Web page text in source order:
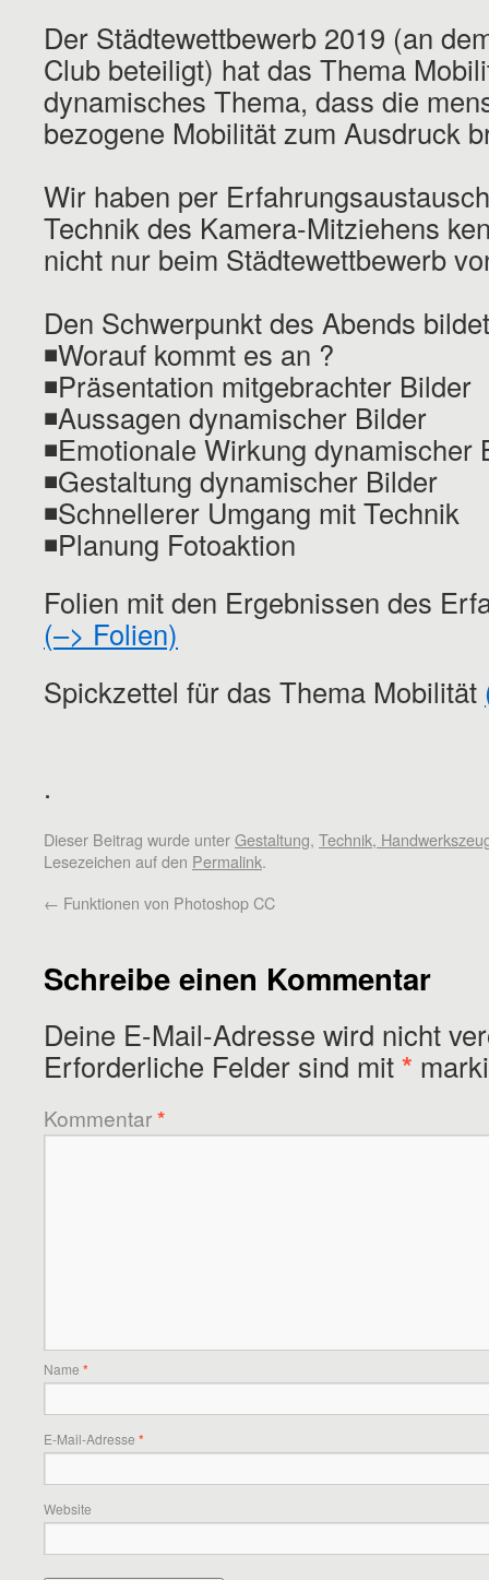
Der Städtewettbewerb 2019 (an
Club beteiligt) hat das Thema
dynamisches Thema, dass die
bezogene Mobilität zum Ausdruck
Wir haben per
Technik des Kamera-Mitziehens
nicht nur beim Städtewettbewerb
Den Schwerpunkt des Abends
◾Worauf kommt es an ?
◾Präsentation mitgebrachter Bilder
◾Aussagen dynamischer Bilder
◾Emotionale Wirkung dynamischer
◾Gestaltung dynamischer Bilder
◾Schnellerer Umgang mit Technik
◾Planung Fotoaktion
Folien mit den Ergebnissen des
(–> Folien)
Spickzettel für das Thema Mobilität
.
Dieser Beitrag wurde unterGestaltung, Technik,
Lesezeichen auf den Permalink.
← Funktionen von Photoshop CC
Schreibe einen Kommentar
Deine E-Mail-Adresse wird nicht
Erforderliche Felder sind mit*
Kommentar*
Name *
E-Mail-Adresse *
Website